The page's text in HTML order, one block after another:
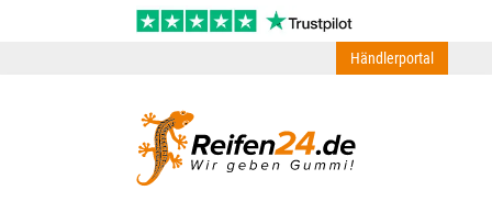
Zum Hauptinhalt springen
Händlerportal